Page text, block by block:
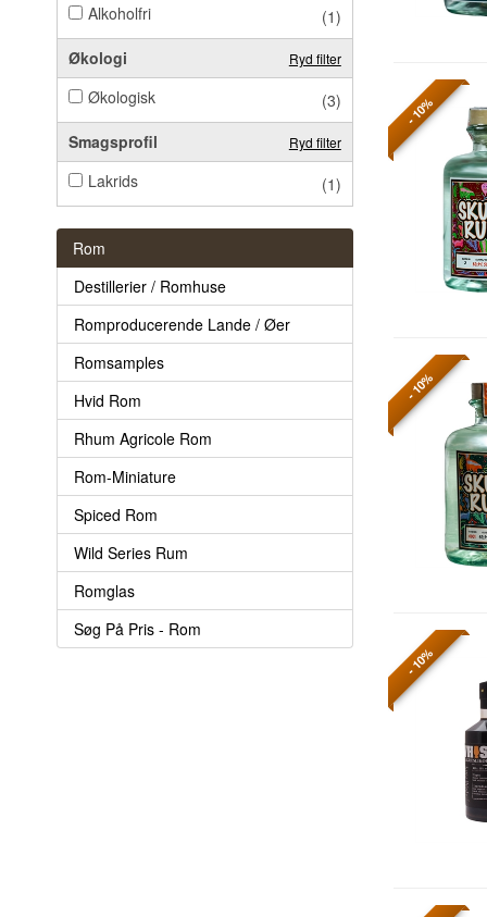
Alkoholfri
(1)
Økologi
Ryd filter
Økologisk
(3)
Smagsprofil
Ryd filter
Lakrids (1)
Rom
Destillerier / Romhuse
Romproducerende Lande / Øer
Romsamples
Hvid Rom
Rhum Agricole Rom
Rom-Miniature
Spiced Rom
Wild Series Rum
Romglas
Søg På Pris - Rom
- 10%
- 10%
- 10%